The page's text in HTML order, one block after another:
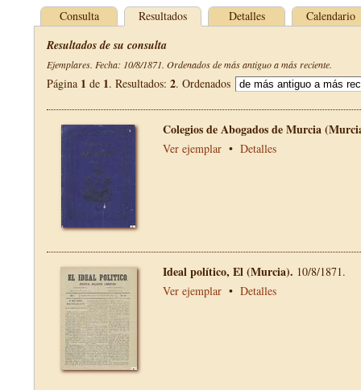
Consulta Resultados Detalles Calendario
Resultados de su consulta
Ejemplares. Fecha: 10/8/1871. Ordenados de más antiguo a más reciente.
Página 1 de 1. Resultados: 2. Ordenados
Colegios de Abogados de Murcia
Ver ejemplar • Detalles
Ideal político, El (Murcia). 10/8/1871.
Ver ejemplar • Detalles